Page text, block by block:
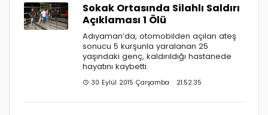
Sokak Ortasında Silahlı Saldırı
Açıklaması 1 Ölü
Adıyaman’da, otomobilden açılan ateş
sonucu 5 kurşunla yaralanan 25
yaşındaki genç, kaldırıldığı hastanede
hayatını kaybetti.
30 Eylül 2015 Çarşamba 21:52:35